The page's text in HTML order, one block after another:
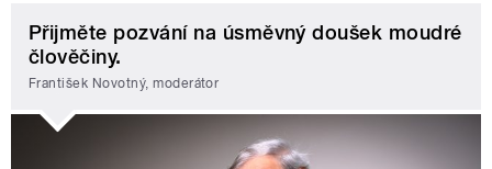
Přijměte pozvání na úsměvný doušek moudré
člověčiny.
František Novotný, moderátor